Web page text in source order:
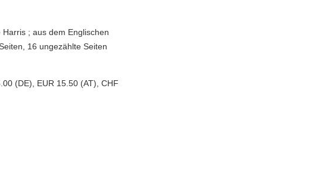
; aus dem Englischen
16 ungezählte Seiten
(DE), EUR 15.50 (AT), CHF